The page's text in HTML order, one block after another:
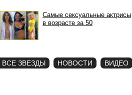
Самые сексуальные актрисы
в возрасте за 50
ВСЕ ЗВЕЗДЫ НОВОСТИ ВИДЕО